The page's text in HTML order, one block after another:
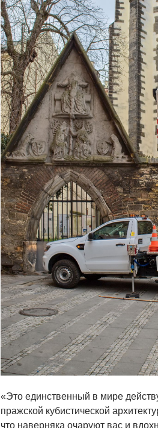
«Это единственный в мире
пражской кубистической
что наверняка очаруют вас и